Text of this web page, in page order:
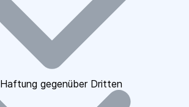
Haftung gegenüber Dritten